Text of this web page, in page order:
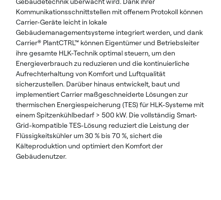
Kommunikationsschnittstellen mit offenem Protokoll können
Carrier-Geräte leicht in lokale
Gebäudemanagementsysteme integriert werden, und dank
Carrier® PlantCTRL™ können Eigentümer und Betriebsleiter
ihre gesamte HLK-Technik optimal steuern, um den
Energieverbrauch zu reduzieren und die kontinuierliche
Aufrechterhaltung von Komfort und Luftqualität
sicherzustellen. Darüber hinaus entwickelt, baut und
implementiert Carrier maßgeschneiderte Lösungen zur
thermischen Energiespeicherung (TES) für HLK-Systeme mit
einem Spitzenkühlbedarf > 500 kW. Die vollständig Smart-
Grid-kompatible TES-Lösung reduziert die Leistung der
Flüssigkeitskühler um 30 % bis 70 %, sichert die
Kälteproduktion und optimiert den Komfort der
Gebäudenutzer.